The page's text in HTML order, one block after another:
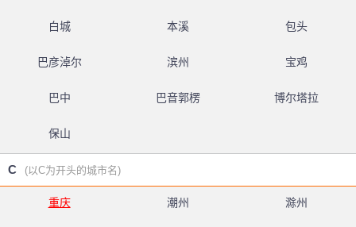
白城 本溪 包头
巴彦淖尔 滨州 宝鸡
巴中 巴音郭楞 博尔塔拉
保山
C (以C为开头的城市名)
重庆 潮州 滁州